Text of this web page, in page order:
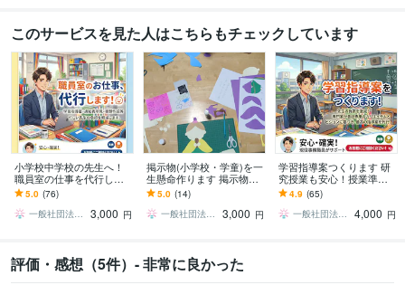
このサービスを見た人はこちらもチェックしています
小学校中学校の先生へ！
職員室の仕事を代行しま
す あなた専用の職員室ア
シスタントです！教師の
仕事請け負います！
5.0 (76)
一般社団法人codomopment
3,000 円
掲示物(小学校・学童)を一
生懸命作ります 掲示物マ
ニアが作る掲示物。色画
用紙からフェルトまで！
5.0 (14)
一般社団法人codomopment
3,000 円
学習指導案つくります 研
究授業も安心！授業準備
に時間を。
4.9 (65)
一般社団法人codomopment
4,000 円
評価・感想（5件）- 非常に良かった